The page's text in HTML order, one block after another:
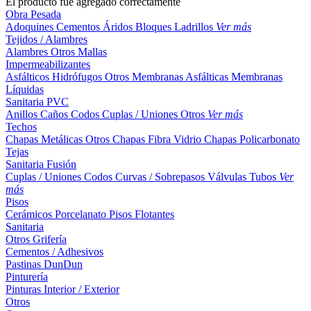
Obra Pesada
Adoquines Cementos Áridos Bloques Ladrillos Ver más
Tejidos / Alambres
Alambres Otros Mallas
Impermeabilizantes
Asfálticos Hidrófugos Otros Membranas Asfálticas Membranas
Líquidas
Sanitaria PVC
Anillos Caños Codos Cuplas / Uniones Otros Ver más
Techos
Chapas Metálicas Otros Chapas Fibra Vidrio Chapas Policarbonato
Tejas
Sanitaria Fusión
Cuplas / Uniones Codos Curvas / Sobrepasos Válvulas Tubos Ver
más
Pisos
Cerámicos Porcelanato Pisos Flotantes
Sanitaria
Otros Grifería
Cementos / Adhesivos
Pastinas DunDun
Pinturería
Pinturas Interior / Exterior
Otros